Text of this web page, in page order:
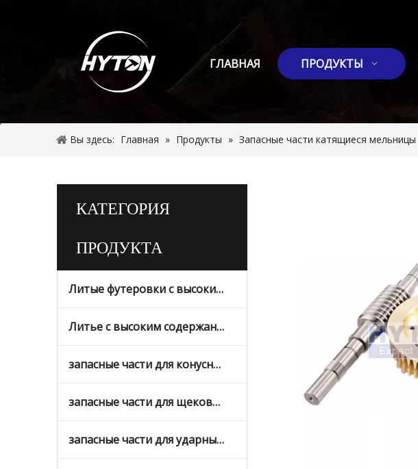
ГЛАВНАЯ ПРОДУКТЫ
Вы здесь: Главная » Продукты » Запасные части катящиеся мельницы
КАТЕГОРИЯ
ПРОДУКТА
Литые футеровки с высоким содержанием марганца
Литье с высоким содержанием хрома
запасные части для конусных дробилок
запасные части для щековых дробилок
запасные части для ударных дробилок